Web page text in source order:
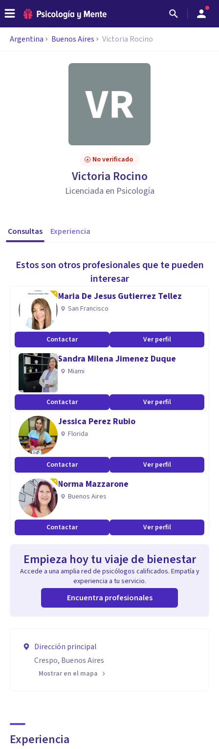
Argentina Buenos Aires Victoria Rocino
No verificado
Victoria Rocino
Licenciada en Psicología
Consultas Experiencia
Estos son otros profesionales que te pueden
interesar
Maria De Jesus Gutierrez Tellez
San Francisco
Contactar Ver perfil
Sandra Milena Jimenez Duque
Miami
Contactar Ver perfil
Jessica Perez Rubio
Florida
Contactar Ver perfil
Norma Mazzarone
Buenos Aires
Contactar Ver perfil
Empieza hoy tu viaje de bienestar
Accede a una amplia red de psicólogos calificados. Empatía y
experiencia a tu servicio.
Encuentra profesionales
Dirección principal
Crespo, Buenos Aires
Mostrar en el mapa
Experiencia